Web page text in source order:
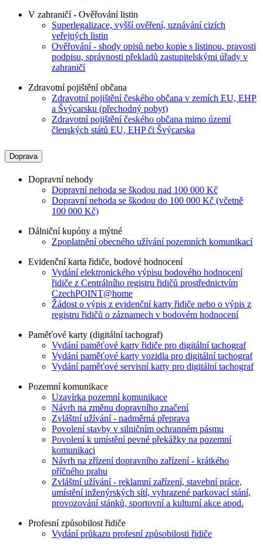
V zahraničí - Ověřování listin
Superlegalizace, vyšší ověření, uznávání cizích
veřejných listin
Ověřování - shody opisů nebo kopie s listinou, pravosti
podpisu, správnosti překladů zastupitelskými úřady v
zahraničí
Zdravotní pojištění občana
Zdravotní pojištění českého občana v zemích EU, EHP
a Švýcarsku (přechodný pobyt)
Zdravotní pojištění českého občana mimo území
členských států EU, EHP či Švýcarska
Doprava
Dopravní nehody
Dopravní nehoda se škodou nad 100 000 Kč
Dopravní nehoda se škodou do 100 000 Kč (včetně
100 000 Kč)
Dálniční kupóny a mýtné
Zpoplatnění obecného užívání pozemních komunikací
Evidenční karta řidiče, bodové hodnocení
Vydání elektronického výpisu bodového hodnocení
řidiče z Centrálního registru řidičů prostřednictvím
CzechPOINT@home
Žádost o výpis z evidenční karty řidiče nebo o výpis z
registru řidičů o záznamech v bodovém hodnocení
Paměťové karty (digitální tachograf)
Vydání paměťové karty řidiče pro digitální tachograf
Vydání paměťové karty vozidla pro digitální tachograf
Vydání paměťové servisní karty pro digitální tachograf
Pozemní komunikace
Uzavírka pozemní komunikace
Návrh na změnu dopravního značení
Zvláštní užívání - nadměrná přeprava
Povolení stavby v silničním ochranném pásmu
Povolení k umístění pevné překážky na pozemní
komunikaci
Návrh na zřízení dopravního zařízení - krátkého
příčného prahu
Zvláštní užívání - reklamní zařízení, stavební práce,
umístění inženýrských sítí, vyhrazené parkovací stání,
provozování stánků, sportovní a kulturní akce apod.
Profesní způsobilost řidiče
Vydání průkazu profesní způsobilosti řidiče